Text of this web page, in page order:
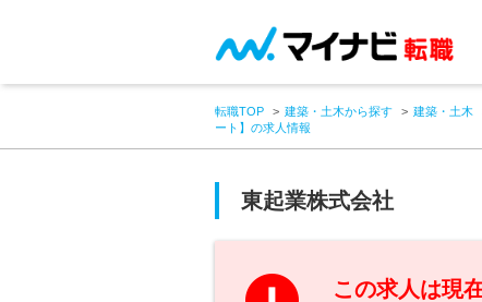
転職TOP 建築・土木から探す 建築・土木
ート】の求人情報
東起業株式会社
この求人は現